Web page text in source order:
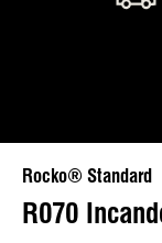
Rocko® Standard
R070